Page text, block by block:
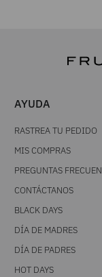
AYUDA
RASTREA TU PEDIDO
MIS COMPRAS
PREGUNTAS
CONTÁCTANOS
BLACK DAYS
DÍA DE MADRES
DÍA DE PADRES
HOT DAYS